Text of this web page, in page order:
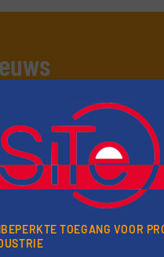
de (technische)
. We versturen
uit de branche en één E-
TOEGANG VOOR